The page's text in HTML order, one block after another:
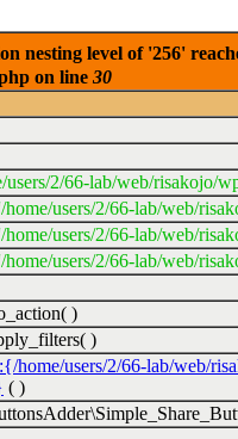
nesting level of '256'
on line 30
users/2/66-lab/web/risakojo/
home/users/2/66-lab/web/
home/users/2/66-lab/web/
home/users/2/66-lab/web/
)
)
home/users/2/66-lab/web/
( )